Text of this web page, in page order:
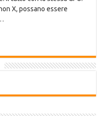
X, possano essere